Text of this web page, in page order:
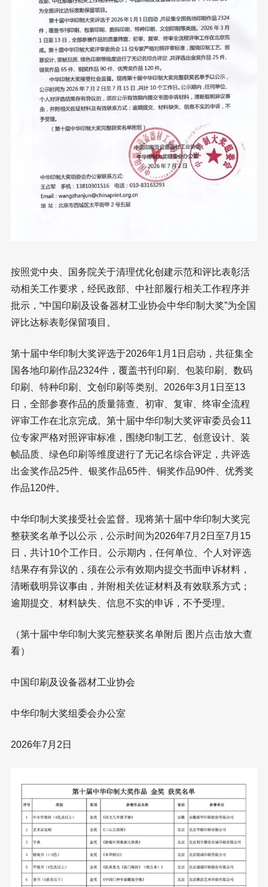
按照党中央、国务院关于清理优化创建示范和评比表彰活
动相关工作要求，经民政部、中社部履行相关工作程序并
批示，“中国印刷及设备器材工业协会中华印制大奖”为全国
评比达标表彰保留项目。
第十届中华印制大奖评选于2026年1月1日启动，共征集全
国各地印刷作品2324件，覆盖书刊印刷、包装印刷、数码
印刷、特种印刷、文创印刷等类别。2026年3月1日至13
日，全部参赛作品的质量筛查、初审、复审、终审全流程
评审工作在北京完成。第十届中华印制大奖评审委员会11
位专家严格对照评审标准，围绕印制工艺、创意设计、装
帧品质、绿色印刷等维度进行了无记名综合评定，共评选
出金奖作品25件、银奖作品65件、铜奖作品90件、优秀奖
作品120件。
中华印制大奖接受社会监督。现将第十届中华印制大奖完
整获奖名单予以公示，公示时间为2026年7月2日至7月15
日，共计10个工作日。公示期内，任何单位、个人对评选
结果存有异议的，须在公示有效期内提交书面申诉材料，
清晰载明异议事由，并附相关佐证材料及有效联系方式；
逾期提交、材料缺失、信息不实的申诉，不予受理。
（第十届中华印制大奖完整获奖名单附后 图片点击放大查
看）
中国印刷及设备器材工业协会
中华印制大奖组委会办公室
2026年7月2日